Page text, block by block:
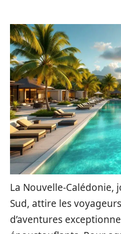
La Nouvelle-Calédonie,
Sud, attire les
d’aventures